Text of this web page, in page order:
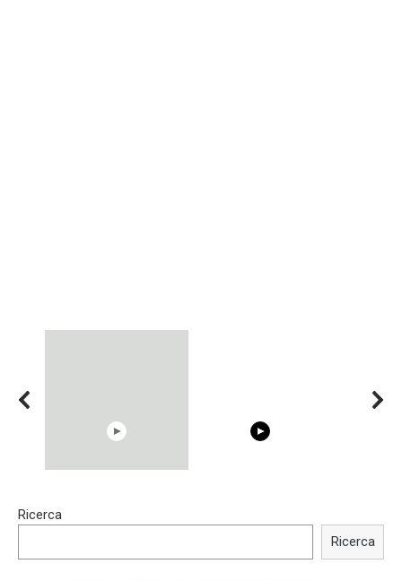
Trying BOLLYWOOD
Shocking illusion - Pretty
Ricerca
Ricerca